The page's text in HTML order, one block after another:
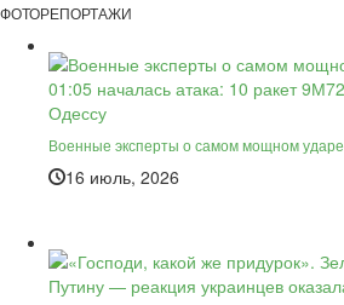
ФОТОРЕПОРТАЖИ
Военные эксперты о самом мощном ударе
16 июль, 2026